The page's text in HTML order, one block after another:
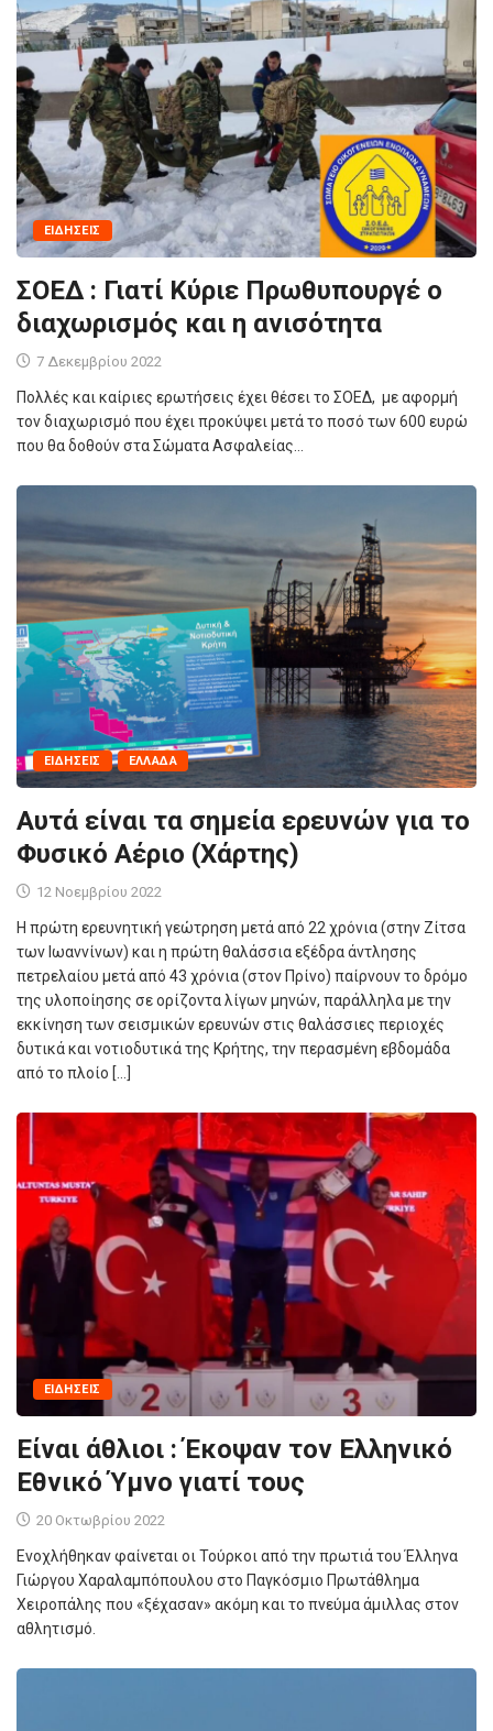
ΕΙΔΉΣΕΙΣ
ΣΟΕΔ : Γιατί Κύριε Πρωθυπουργέ ο
διαχωρισμός και η ανισότητα
7 Δεκεμβρίου 2022
Πολλές και καίριες ερωτήσεις έχει θέσει το ΣΟΕΔ, με αφορμή
τον διαχωρισμό που έχει προκύψει μετά το ποσό των 600 ευρώ
που θα δοθούν στα Σώματα Ασφαλείας…
ΕΙΔΉΣΕΙΣ ΕΛΛΆΔΑ
Αυτά είναι τα σημεία ερευνών για το
Φυσικό Αέριο (Χάρτης)
12 Νοεμβρίου 2022
Η πρώτη ερευνητική γεώτρηση μετά από 22 χρόνια (στην Ζίτσα
των Ιωαννίνων) και η πρώτη θαλάσσια εξέδρα άντλησης
πετρελαίου μετά από 43 χρόνια (στον Πρίνο) παίρνουν το δρόμο
της υλοποίησης σε ορίζοντα λίγων μηνών, παράλληλα με την
εκκίνηση των σεισμικών ερευνών στις θαλάσσιες περιοχές
δυτικά και νοτιοδυτικά της Κρήτης, την περασμένη εβδομάδα
από το πλοίο […]
ΕΙΔΉΣΕΙΣ
Είναι άθλιοι : Έκοψαν τον Ελληνικό
Εθνικό Ύμνο γιατί τους
20 Οκτωβρίου 2022
Ενοχλήθηκαν φαίνεται οι Τούρκοι από την πρωτιά του Έλληνα
Γιώργου Χαραλαμπόπουλου στο Παγκόσμιο Πρωτάθλημα
Χειροπάλης που «ξέχασαν» ακόμη και το πνεύμα άμιλλας στον
αθλητισμό.